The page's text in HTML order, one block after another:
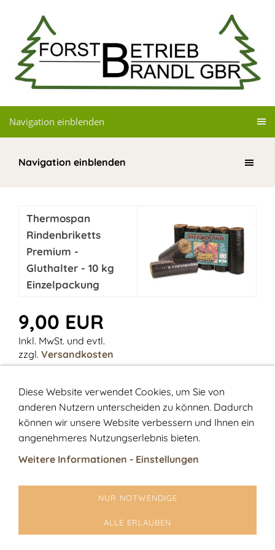
Navigation einblenden
Navigation einblenden
Thermospan
Rindenbriketts
Premium -
Gluthalter - 10 kg
Einzelpackung
9,00 EUR
Inkl. MwSt. und evtl.
zzgl. Versandkosten
IN DEN WARENKORB
LiefergebührenWarenkorb
Diese Website verwendet Cookies, um Sie von
anderen Nutzern unterscheiden zu können. Dadurch
können wir unsere Website verbessern und Ihnen ein
angenehmeres Nutzungserlebnis bieten.
Weitere Informationen - Einstellungen
NUR NOTWENDIGE
ALLE ERLAUBEN